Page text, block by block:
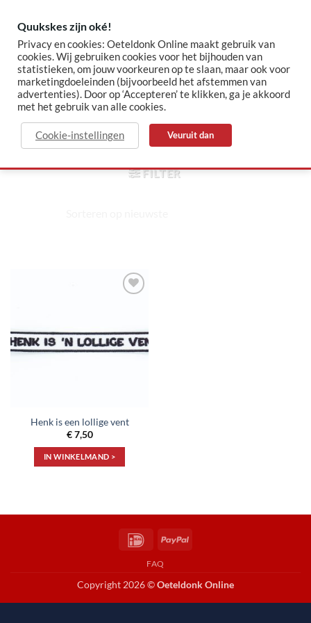
content
✓ Sinds 2015 jouw Oeteldonk-shop ✓ Veilig betalen via Mollie
vent
HOME / PRODUCTEN GETAGGED “VENT”
FILTER
Henk is een lollige vent
€7,50
IN WINKELMAND >
IDeal PayPal
FAQ
Copyright 2026 ©Oeteldonk Online
Quukskes zijn oké!
Privacy en cookies: Oeteldonk Online maakt gebruik van
cookies. Wij gebruiken cookies voor het bijhouden van
statistieken, om jouw voorkeuren op te slaan, maar ook voor
marketingdoeleinden (bijvoorbeeld het afstemmen van
advertenties). Door op ‘Accepteren’ te klikken, ga je akkoord
met het gebruik van alle cookies.
Cookie-instellingen Veuruit dan